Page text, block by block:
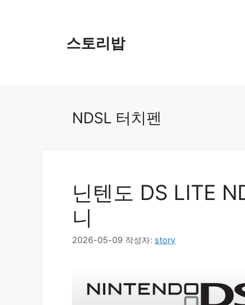
스토리밥
NDSL 터치펜
닌텐도 DS LITE
니
2026-05-09 작성자: story